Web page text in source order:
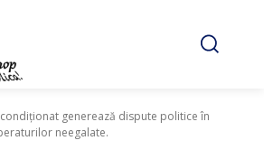
generează dispute politice în
neegalate.